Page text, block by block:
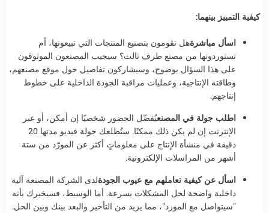
كيفية التمييز بينهما:
اسأل مباشرةهل تقومون بتصنيع المنتجات التي تبيعونها، أم
تستوردونها من مصنع طرف ثالث؟ سيجيب المصنعون الموثوقون
على هذا السؤال بوضوح، وسيشاركون تفاصيل حول موقع مصنعهم،
وطاقته الإنتاجية، وعمليات مراقبة الجودة الداخلية على خطوط
إنتاجهم.
اطلب جولة في المصنعيُفضّل الحضور شخصيًا إن أمكن، أو عبر
الإنترنت إن لم يكن ذلك ممكنًا. ستُطلعك جولة فيديو مدتها 20
دقيقة في منشأة الإنتاج على معلوماتٍ أكثر عن المورّد من ستة
أشهر من المراسلات الإلكترونية.
اسأل عن كيفية تعاملهم مع عيوب الجودةلدى الشركة المصنعة آلية
داخلية واضحة لحل المشكلات بسرعة. أما الوسيط، فسيخبرك بأنه
"سيتواصل مع المورد"، مما يزيد من التأخير والبعد بينك وبين الحل.